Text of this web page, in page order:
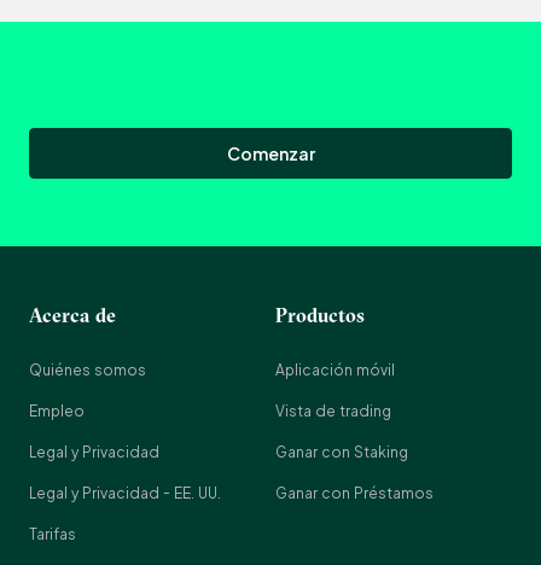
Comenzar
Acerca de
Quiénes somos
Empleo
Legal y Privacidad
Legal y Privacidad - EE. UU.
Tarifas
Productos
Aplicación móvil
Vista de trading
Ganar con Staking
Ganar con Préstamos